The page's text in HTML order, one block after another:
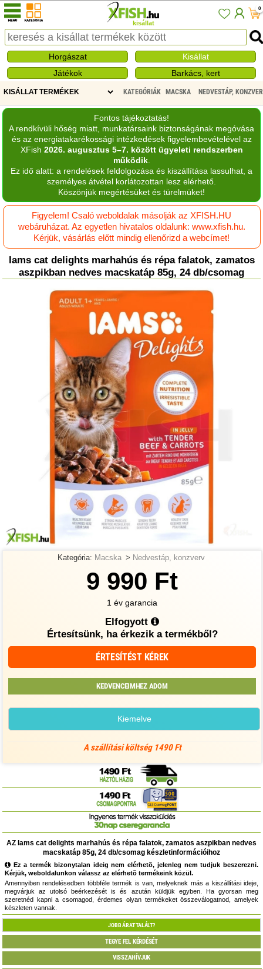
kisállat
0
Horgászat
Kisállat
Játékok
Barkács, kert
KATEGÓRIÁK MACSKA NEDVESTÁP,
Fontos tájékoztatás!
A rendkívüli hőség miatt, munkatársaink biztonságának megóvása
és az energiatakarékossági intézkedések figyelembevételével az
XFish 2026. augusztus 5–7. között ügyeleti rendszerben
működik.
Ez idő alatt: a rendelések feldolgozása és kiszállítása lassulhat, a
személyes átvétel korlátozottan lesz elérhető.
Köszönjük megértésüket és türelmüket!
Figyelem! Csaló weboldalak másolják az XFISH.HU
webáruházat. Az egyetlen hivatalos oldalunk: www.xfish.hu.
Kérjük, vásárlás előtt mindig ellenőrizd a webcímet!
Iams cat delights marhahús és répa falatok, zamatos
aszpikban nedves macskatáp 85g, 24 db/csomag
Kategória: Macska > Nedvestáp, konzverv
9 990 Ft
1 év garancia
Elfogyott
Értesítsünk, ha érkezik a termékből?
ÉRTESÍTÉST KÉREK
KEDVENCEIMHEZ ADOM
Kiemelve
A szállítási költség 1490 Ft
AZ Iams cat delights marhahús és répa falatok, zamatos aszpikban nedves
macskatáp 85g, 24 db/csomag készletinformációihoz
Ez a termék bizonytalan ideig nem elérhetõ, jelenleg nem tudjuk beszerezni.
Kérjük, weboldalunkon válassz az elérhetõ termékeink közül.
Amennyiben rendelésedben többféle termék is van, melyeknek más a kiszállítási ideje,
megvárjuk az utolsó beérkezését is és azután küldjük egyben. Ha gyorsan meg
szeretnéd kapni a csomagod, érdemes olyan termékeket összeválogatnod, amelyek
készleten vannak.
JOBB ÁRAT TALÁLT?
TEGYE FEL KÉRDÉSÉT
VISSZAHÍVJUK